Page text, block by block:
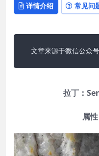
详情介绍 常见问
文章来源于微信公众
拉丁：
属